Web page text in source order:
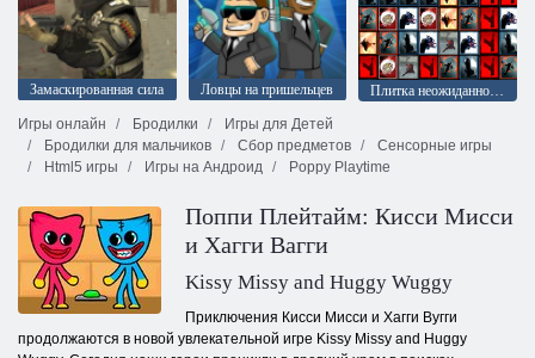
Замаскированная сила Ловцы на пришельцев
Плитка неожиданностей
Игры онлайн
Бродилки
Игры для Детей
Бродилки для мальчиков
Сбор предметов
Сенсорные игры
Html5 игры
Игры на Андроид Poppy Playtime
Поппи Плейтайм: Кисси Мисси
и Хагги Вагги
Kissy Missy and Huggy Wuggy
Приключения Кисси Мисси и Хагги Вугги
продолжаются в новой увлекательной игре Kissy Missy and Huggy